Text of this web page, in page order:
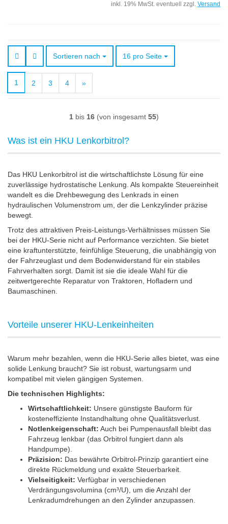
inkl. 19% MwSt. eventuell zzgl. Versand
Sortieren nach
Sortieren nach 16 pro Seite
pro Seite
1 2 3 4 »
1 bis 16 (von insgesamt 55)
Was ist ein HKU Lenkorbitrol?
Das HKU Lenkorbitrol ist die wirtschaftlichste Lösung für eine
zuverlässige hydrostatische Lenkung. Als kompakte Steuereinheit
wandelt es die Drehbewegung des Lenkrads in einen
hydraulischen Volumenstrom um, der die Lenkzylinder präzise
bewegt.
Trotz des attraktiven Preis-Leistungs-Verhältnisses müssen Sie
bei der HKU-Serie nicht auf Performance verzichten. Sie bietet
eine kraftunterstützte, feinfühlige Steuerung, die unabhängig von
der Fahrzeuglast und dem Bodenwiderstand für ein stabiles
Fahrverhalten sorgt. Damit ist sie die ideale Wahl für die
zeitwertgerechte Reparatur von Traktoren, Hofladern und
Baumaschinen.
Vorteile unserer HKU-Lenkeinheiten
Warum mehr bezahlen, wenn die HKU-Serie alles bietet, was eine
solide Lenkung braucht? Sie ist robust, wartungsarm und
kompatibel mit vielen gängigen Systemen.
Die technischen Highlights:
Wirtschaftlichkeit: Unsere günstigste Bauform für
kosteneffiziente Instandhaltung ohne Qualitätsverlust.
Notlenkeigenschaft: Auch bei Pumpenausfall bleibt das
Fahrzeug lenkbar (das Orbitrol fungiert dann als
Handpumpe).
Präzision: Das bewährte Orbitrol-Prinzip garantiert eine
direkte Rückmeldung und exakte Steuerbarkeit.
Vielseitigkeit: Verfügbar in verschiedenen
Verdrängungsvolumina (cm³/U), um die Anzahl der
Lenkradumdrehungen an den Zylinder anzupassen.